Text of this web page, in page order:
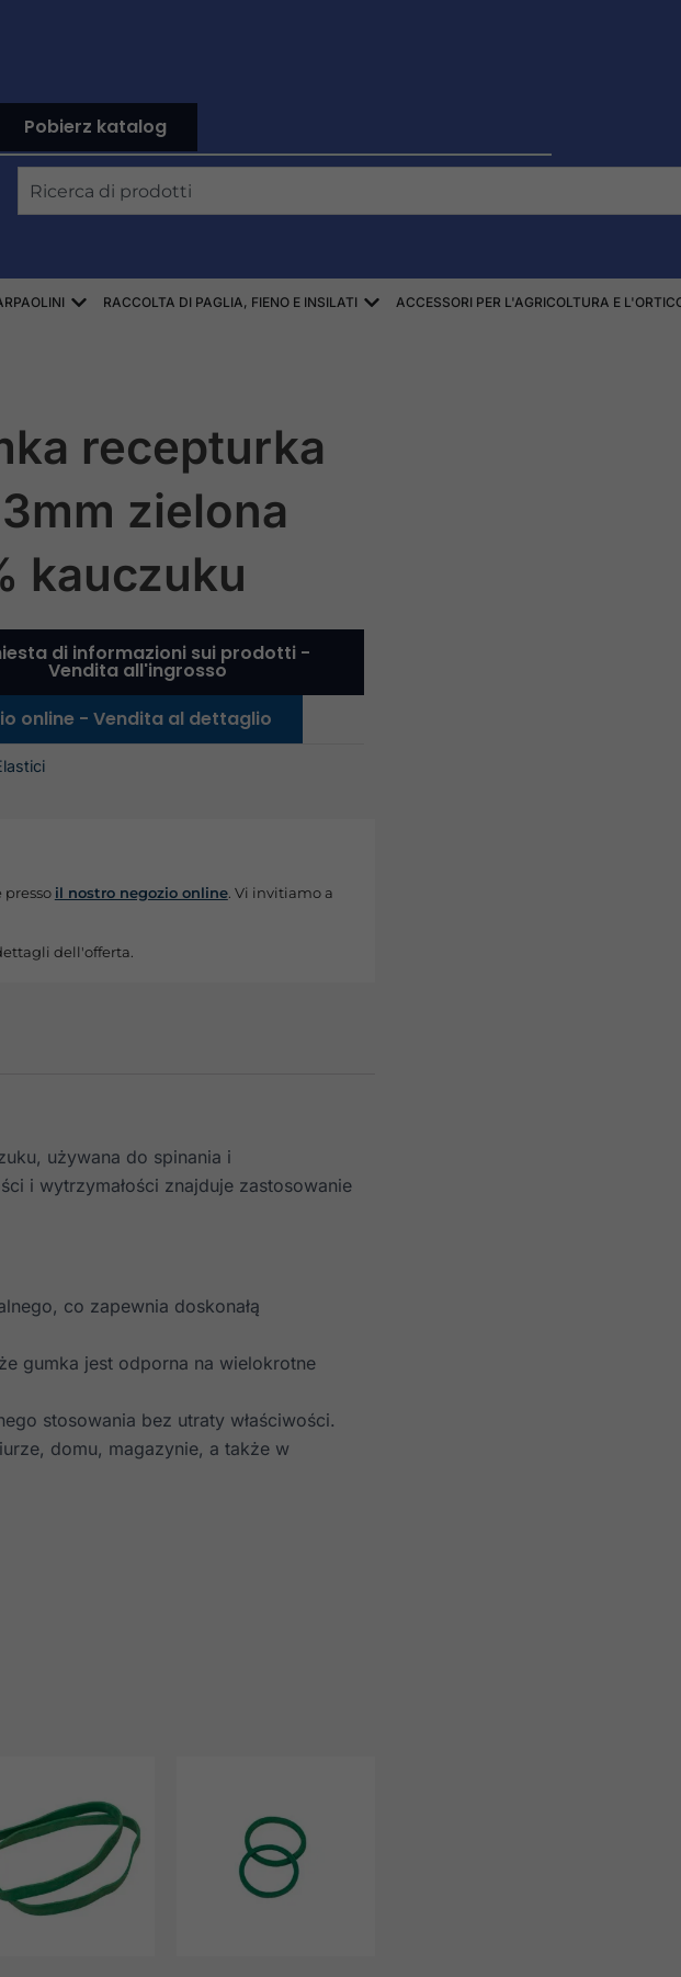
Pobierz katalog
Ricerca
AŻUROWE, SIATKI
WORKI BIG-BAG
Aprire PLANDEKI
RACCOLTA DI PAGLIA, FIENO E INSILATI Aprire ZBIÓR SŁOMY, SIANA,
ACCESSORI PER L'AGRICOLTURA E
recepturka
zielona
kauczuku
di informazioni sui prodotti -
Vendita all'ingrosso
online - Vendita al dettaglio
il nostro negozio online. Vi invitiamo a
dell'offerta.
używana do spinania i
i wytrzymałości znajduje zastosowanie
co zapewnia doskonałą
gumka jest odporna na wielokrotne
stosowania bez utraty właściwości.
domu, magazynie, a także w